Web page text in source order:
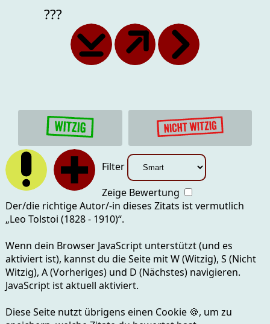
???
Filter
Zeige Bewertung
Der/die richtige Autor/-in dieses Zitats ist vermutlich
„Leo Tolstoi (1828 - 1910)“.
Wenn dein Browser JavaScript unterstützt (und es
aktiviert ist), kannst du die Seite mitW (Witzig), S (Nicht
Witzig), A (Vorheriges) und D (Nächstes)navigieren.
JavaScript ist aktuell aktiviert.
Diese Seite nutzt übrigens einen Cookie 🍪, um zu